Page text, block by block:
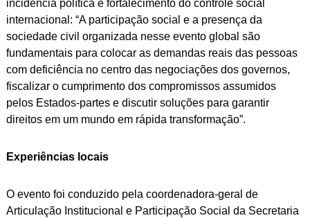
incidência política e fortalecimento do controle social
internacional: “A participação social e a presença da
sociedade civil organizada nesse evento global são
fundamentais para colocar as demandas reais das pessoas
com deficiência no centro das negociações dos governos,
fiscalizar o cumprimento dos compromissos assumidos
pelos Estados-partes e discutir soluções para garantir
direitos em um mundo em rápida transformação”.
Experiências locais
O evento foi conduzido pela coordenadora-geral de
Articulação Institucional e Participação Social da Secretaria